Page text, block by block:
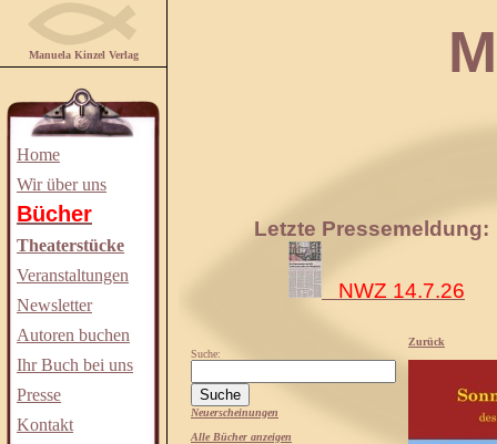
Manuela Kinzel Verlag
Home
Wir über uns
Bücher
Theaterstücke
Veranstaltungen
Newsletter
Autoren buchen
Ihr Buch bei uns
Presse
Kontakt
Letzte Pressemeldung:
NWZ 14.7.26
Suche:
Neuerscheinungen
Alle Bücher anzeigen
Zurück